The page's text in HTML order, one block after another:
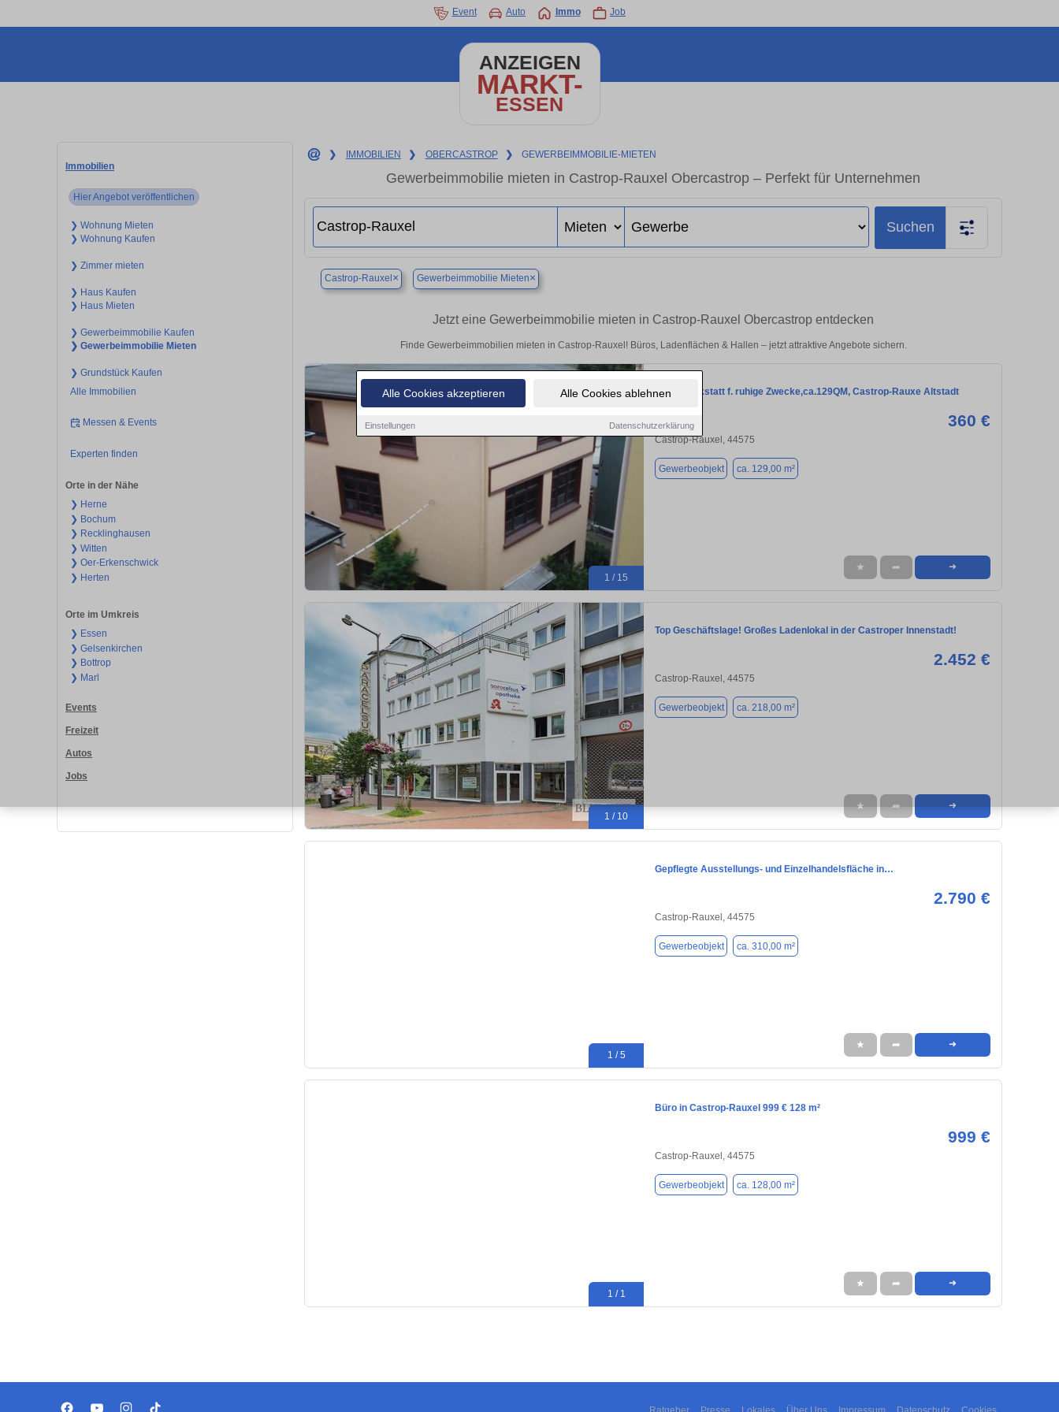
Alle Cookies akzeptieren Alle Cookies ablehnen
Einstellungen Datenschutzerklärung
Event Auto Immo Job
ANZEIGEN
MARKT-
ESSEN
Immobilien
Hier Angebot veröffentlichen
❯ Wohnung Mieten
❯ Wohnung Kaufen
❯ Zimmer mieten
❯ Haus Kaufen
❯ Haus Mieten
❯ Gewerbeimmobilie Kaufen
❯ Gewerbeimmobilie Mieten
❯ Grundstück Kaufen
Alle Immobilien
Messen & Events
Experten finden
Orte in der Nähe
❯ Herne
❯ Bochum
❯ Recklinghausen
❯ Witten
❯ Oer-Erkenschwick
❯ Herten
Orte im Umkreis
❯ Essen
❯ Gelsenkirchen
❯ Bottrop
❯ Marl
Events
Freizeit
Autos
Jobs
❯ IMMOBILIEN ❯ OBERCASTROP ❯ GEWERBEIMMOBILIE-MIETEN
Gewerbeimmobilie mieten in Castrop-Rauxel Obercastrop – Perfekt für Unternehmen
Suchen
Castrop-Rauxel × Gewerbeimmobilie Mieten×
Jetzt eine Gewerbeimmobilie mieten in Castrop-Rauxel Obercastrop entdecken
Finde Gewerbeimmobilien mieten in Castrop-Rauxel! Büros, Ladenflächen & Hallen – jetzt attraktive Angebote sichern.
1 / 15
LagerWerkstatt f. ruhige Zwecke,ca.129QM, Castrop-Rauxe Altstadt
360 €
Castrop-Rauxel, 44575
Gewerbeobjekt ca. 129,00 m²
★ ➦ ➜
1 / 10
Top Geschäftslage! Großes Ladenlokal in der Castroper Innenstadt!
2.452 €
Castrop-Rauxel, 44575
Gewerbeobjekt ca. 218,00 m²
★ ➦ ➜
1 / 5
Gepflegte Ausstellungs- und Einzelhandelsfläche in…
2.790 €
Castrop-Rauxel, 44575
Gewerbeobjekt ca. 310,00 m²
★ ➦ ➜
1 / 1
Büro in Castrop-Rauxel 999 € 128 m²
999 €
Castrop-Rauxel, 44575
Gewerbeobjekt ca. 128,00 m²
★ ➦ ➜